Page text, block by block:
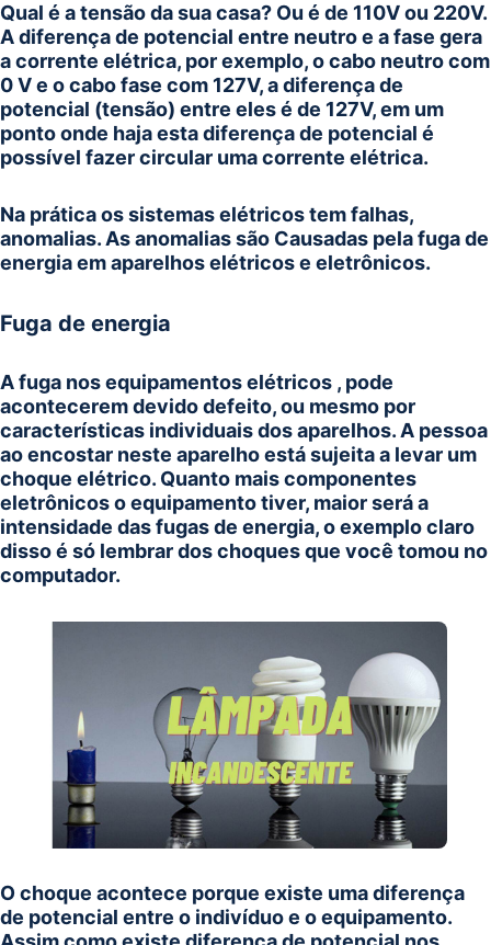
Qual é a tensão da sua casa? Ou é de 110V ou 220V.
A diferença de potencial entre neutro e a fase gera
a corrente elétrica, por exemplo, o cabo neutro com
0 V e o cabo fase com 127V, a diferença de
potencial (tensão) entre eles é de 127V, em um
ponto onde haja esta diferença de potencial é
possível fazer circular uma corrente elétrica.
Na prática os sistemas elétricos tem falhas,
anomalias. As anomalias são Causadas pela fuga de
energia em aparelhos elétricos e eletrônicos.
Fuga de energia
A fuga nos equipamentos elétricos , pode
acontecerem devido defeito, ou mesmo por
características individuais dos aparelhos. A pessoa
ao encostar neste aparelho está sujeita a levar um
choque elétrico. Quanto mais componentes
eletrônicos o equipamento tiver, maior será a
intensidade das fugas de energia, o exemplo claro
disso é só lembrar dos choques que você tomou no
computador.
O choque acontece porque existe uma diferença
de potencial entre o indivíduo e o equipamento.